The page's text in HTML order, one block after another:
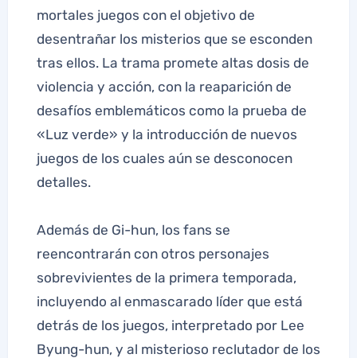
mortales juegos con el objetivo de
desentrañar los misterios que se esconden
tras ellos. La trama promete altas dosis de
violencia y acción, con la reaparición de
desafíos emblemáticos como la prueba de
«Luz verde» y la introducción de nuevos
juegos de los cuales aún se desconocen
detalles.
Además de Gi-hun, los fans se
reencontrarán con otros personajes
sobrevivientes de la primera temporada,
incluyendo al enmascarado líder que está
detrás de los juegos, interpretado por Lee
Byung-hun, y al misterioso reclutador de los